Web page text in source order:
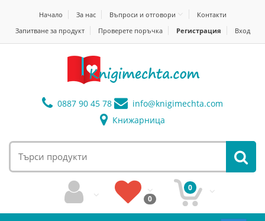
Начало За нас Въпроси и отговори
Контакти
Запитване за продукт
Проверете поръчка Регистрация Вход
0887 90 45 78 info@knigimechta.com
Книжарница
0
0